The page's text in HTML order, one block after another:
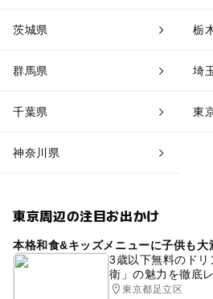
茨城県 栃
群馬県 埼
千葉県 東
神奈川県
東京周辺の注目お出かけ
本格和食&キッズメニューに子供も大
3歳以下無料のド
衛」の魅力を徹底
東京都足立区